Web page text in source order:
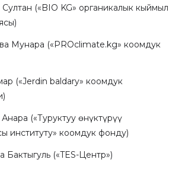
(«BIO KG» органикалык кыймыл
Мунара («PROclimate.kg» коомдук
(«Jerdin baldary» коомдук
(«Туруктуу өнүктүрүү
институту» коомдук фонду)
Бактыгуль («TES-Центр»)